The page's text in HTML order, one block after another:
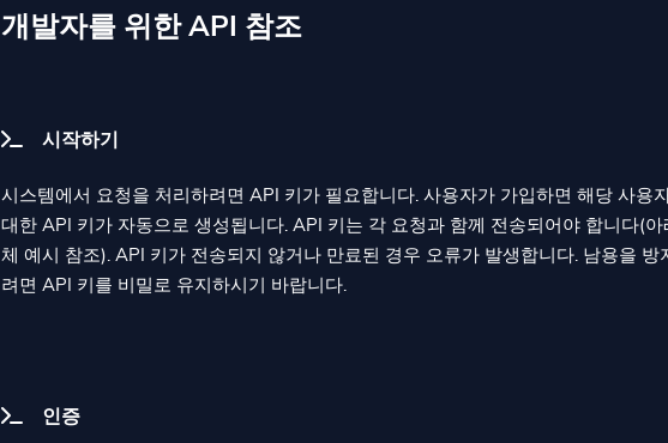
개발자를 위한 API 참조
시작하기
시스템에서 요청을 처리하려면 API 키가 필요합니다. 사용자가 가입하면 해당 사용
대한 API 키가 자동으로 생성됩니다. API 키는 각 요청과 함께 전송되어야 합니다(아
체 예시 참조). API 키가 전송되지 않거나 만료된 경우 오류가 발생합니다. 남용을 방
려면 API 키를 비밀로 유지하시기 바랍니다.
인증